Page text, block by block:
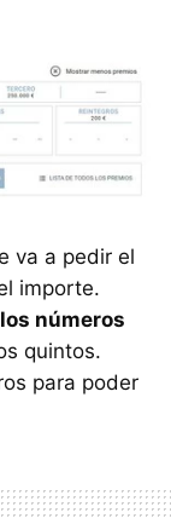
va a pedir el
importe.
números
quintos.
para poder